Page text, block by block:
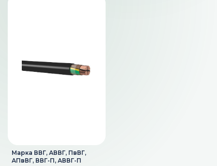
Марка ВВГ, АВВГ, ПвВГ,
АПвВГ, ВВГ-П, АВВГ-П